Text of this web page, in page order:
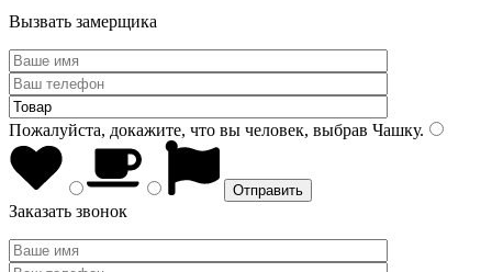
Вызвать замерщика
Пожалуйста, докажите, что вы человек, выбрав Чашку.
Заказать звонок